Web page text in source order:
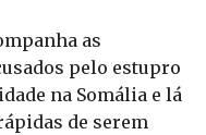
as
pelo estupro
na Somália e lá
de serem